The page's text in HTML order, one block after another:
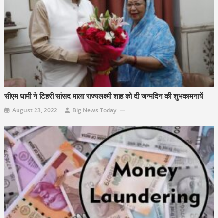
सीएम धामी ने टिहरी सांसद माला राज्यलक्ष्मी शाह को दी जन्मदिन की शुभकामनायें
August 23, 2022 Big News Today